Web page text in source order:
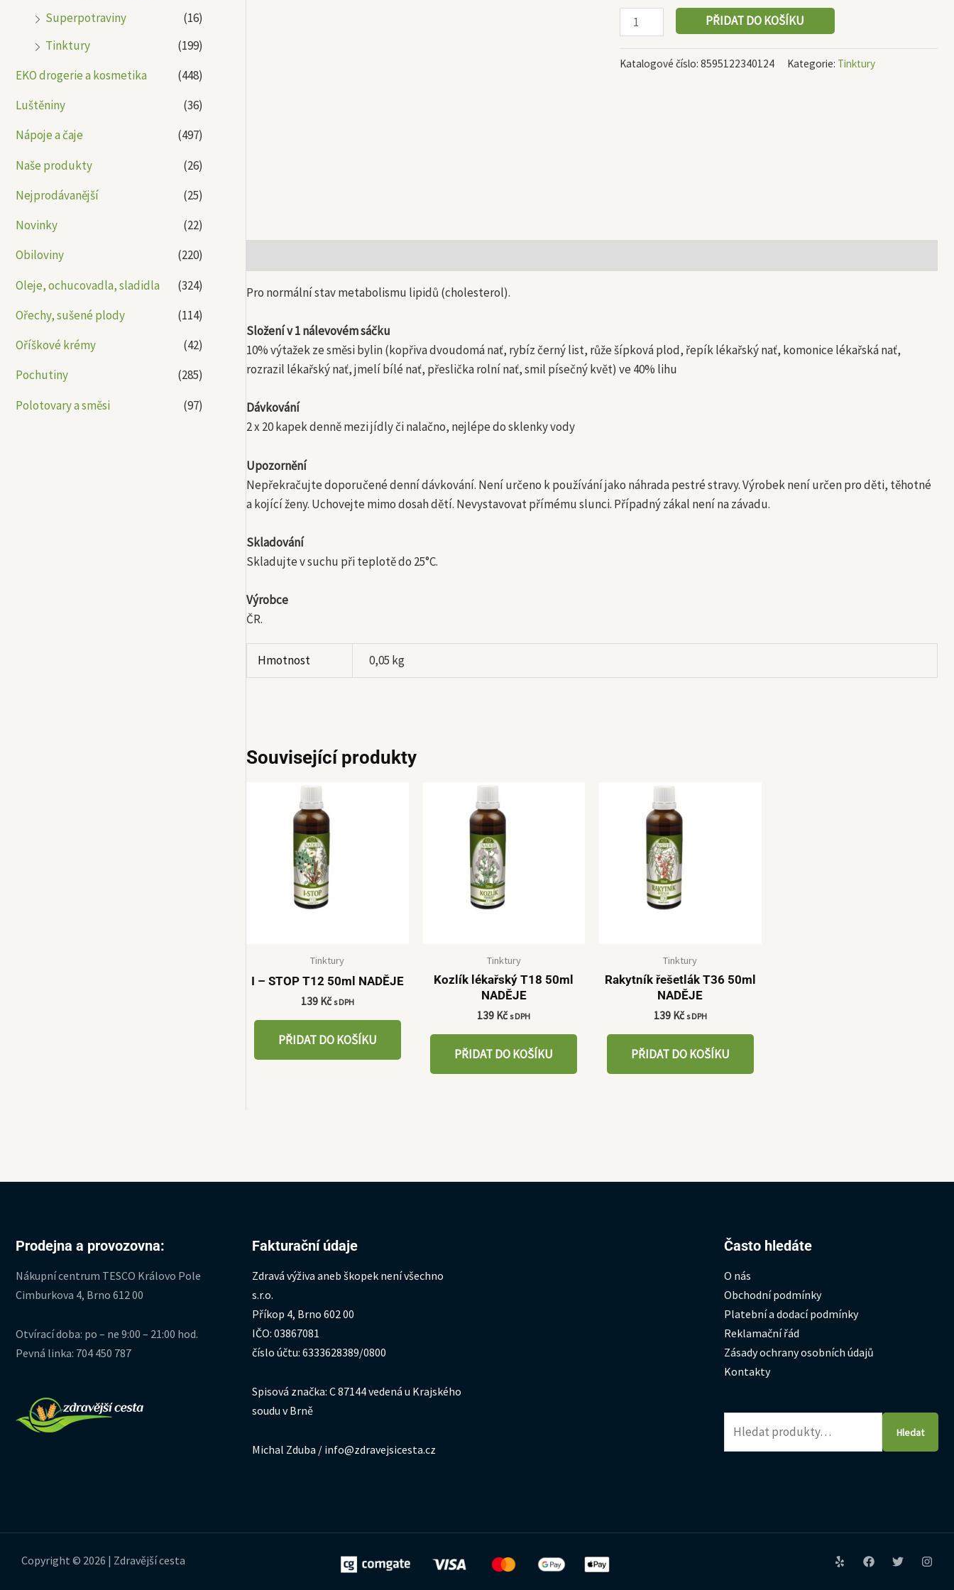
Superpotraviny
(16)
Tinktury
(199)
EKO drogerie a kosmetika
(448)
Luštěniny
(36)
Nápoje a čaje
(497)
Naše produkty
(26)
Nejprodávanější
(25)
Novinky
(22)
Obiloviny
(220)
Oleje, ochucovadla, sladidla
(324)
Ořechy, sušené plody
(114)
Oříškové krémy
(42)
Pochutiny
(285)
Polotovary a směsi
(97)
PŘIDAT DO KOŠÍKU
Katalogové číslo: 8595122340124 Kategorie: Tinktury
Pro normální stav metabolismu lipidů (cholesterol).
Složení v 1 nálevovém sáčku
10% výtažek ze směsi bylin (kopřiva dvoudomá nať, rybíz černý list, růže šípková plod, řepík lékařský nať, komonice lékařská nať,
rozrazil lékařský nať, jmelí bílé nať, přeslička rolní nať, smil písečný květ) ve 40% lihu
Dávkování
2 x 20 kapek denně mezi jídly či nalačno, nejlépe do sklenky vody
Upozornění
Nepřekračujte doporučené denní dávkování. Není určeno k používání jako náhrada pestré stravy. Výrobek není určen pro děti, těhotné
a kojící ženy. Uchovejte mimo dosah dětí. Nevystavovat přímému slunci. Případný zákal není na závadu.
Skladování
Skladujte v suchu při teplotě do 25°C.
Výrobce
ČR.
Hmotnost 0,05 kg
Související produkty
Tinktury
I – STOP T12 50ml NADĚJE
139 Kč s DPH
PŘIDAT DO KOŠÍKU
Tinktury
Kozlík lékařský T18 50ml
NADĚJE
139 Kč s DPH
PŘIDAT DO KOŠÍKU
Tinktury
Rakytník řešetlák T36 50ml
NADĚJE
139 Kč s DPH
PŘIDAT DO KOŠÍKU
Prodejna a provozovna:
Nákupní centrum TESCO Královo Pole
Cimburkova 4, Brno 612 00
Otvírací doba: po – ne 9:00 – 21:00 hod.
Pevná linka: 704 450 787
Fakturační údaje
Zdravá výživa aneb škopek není všechno
s.r.o.
Příkop 4, Brno 602 00
IČO: 03867081
číslo účtu: 6333628389/0800
Spisová značka: C 87144 vedená u Krajského
soudu v Brně
Michal Zduba / info@zdravejsicesta.cz
Často hledáte
O nás
Obchodní podmínky
Platební a dodací podmínky
Reklamační řád
Zásady ochrany osobních údajů
Kontakty
Hledat:
Hledat
Copyright © 2026 | Zdravější cesta